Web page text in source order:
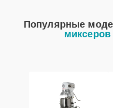
Популярные
миксеров